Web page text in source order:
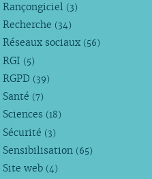
Rançongiciel (3)
Recherche (34)
Réseaux sociaux (56)
RGI (5)
RGPD (39)
Santé (7)
Sciences (18)
Sécurité (3)
Sensibilisation (65)
Site web (4)